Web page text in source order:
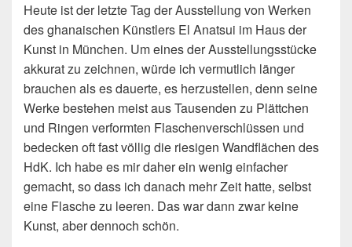
Heute ist der letzte Tag der Ausstellung von Werken
des ghanaischen Künstlers El Anatsui im Haus der
Kunst in München. Um eines der Ausstellungsstücke
akkurat zu zeichnen, würde ich vermutlich länger
brauchen als es dauerte, es herzustellen, denn seine
Werke bestehen meist aus Tausenden zu Plättchen
und Ringen verformten Flaschenverschlüssen und
bedecken oft fast völlig die riesigen Wandflächen des
HdK. Ich habe es mir daher ein wenig einfacher
gemacht, so dass ich danach mehr Zeit hatte, selbst
eine Flasche zu leeren. Das war dann zwar keine
Kunst, aber dennoch schön.